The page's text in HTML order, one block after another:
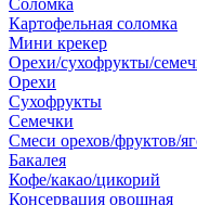
Соломка
Картофельная соломка
Мини крекер
Орехи/сухофрукты/
Орехи
Сухофрукты
Семечки
Смеси орехов/фруктов/
Бакалея
Кофе/какао/цикорий
Консервация овощная